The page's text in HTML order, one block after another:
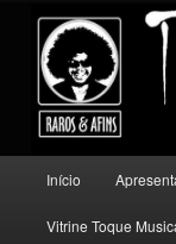
conteúdo
principal
conteúdo
secundário
Toque
Um lugar para quem
principal
Início
Vitrine Toque